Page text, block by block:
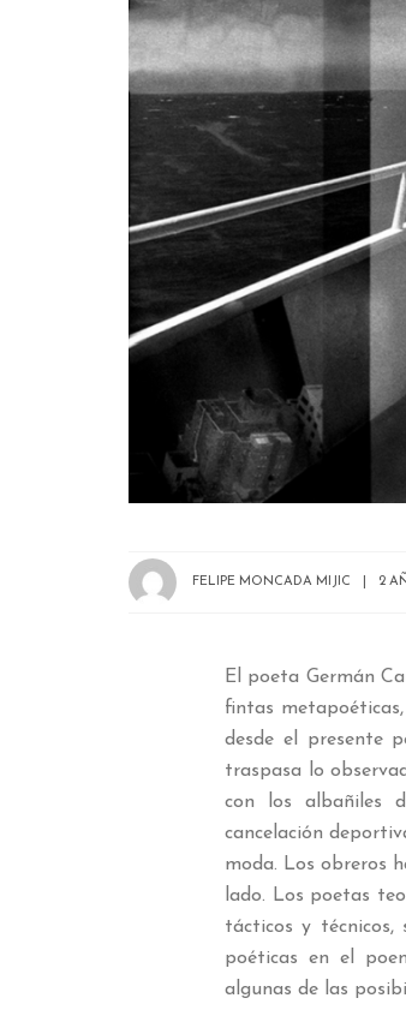
FELIPE MONCADA MIJIC 2
El poeta Germán
fintas
desde el presente
traspasa lo
con los albañiles
cancelación
moda. Los obreros
lado. Los poetas
tácticos y
poéticas en el
algunas de las